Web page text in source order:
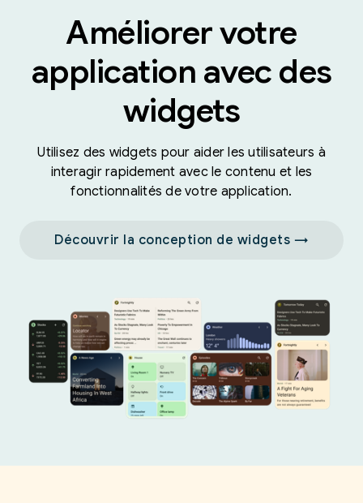
Améliorer votre
application avec des
widgets
Utilisez des widgets pour aider les utilisateurs à
interagir rapidement avec le contenu et les
fonctionnalités de votre application.
Découvrir la conception de widgets →